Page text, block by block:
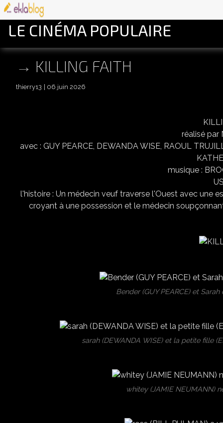
LE CINÉMA POPULAIRE
KILLING FAITH
thierry13 06 juin 2026
réalisé par
avec : GUY PEARCE, DEWANDA WISE, RAOUL
musique :
l'histoire : Un médecin veuf traverse l'Ouest avec une
croyant à une possession et le médecin
Bender (GUY PEARCE) et
sarah (DEWANDA WISE) et la petite fille
whitey (JAMIE NEUMANN)